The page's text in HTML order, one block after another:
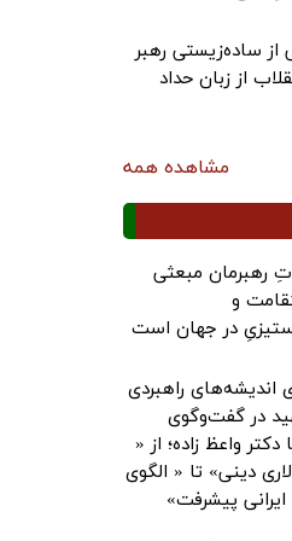
از ساده‌زیستی رهبر
از زبان حداد
مشاهده همه
رهبرمان مبعثی
و
در جهان است
اندیشه‌های راهبردی
در گفت‌وگوی
دکتر واعظ زاده؛ از «
دینی» تا « الگوی
پیشرفت»